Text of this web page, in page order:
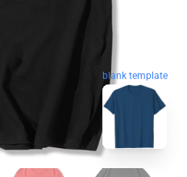
blank template